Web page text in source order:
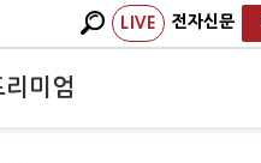
LIVE 전자신문
리미엄